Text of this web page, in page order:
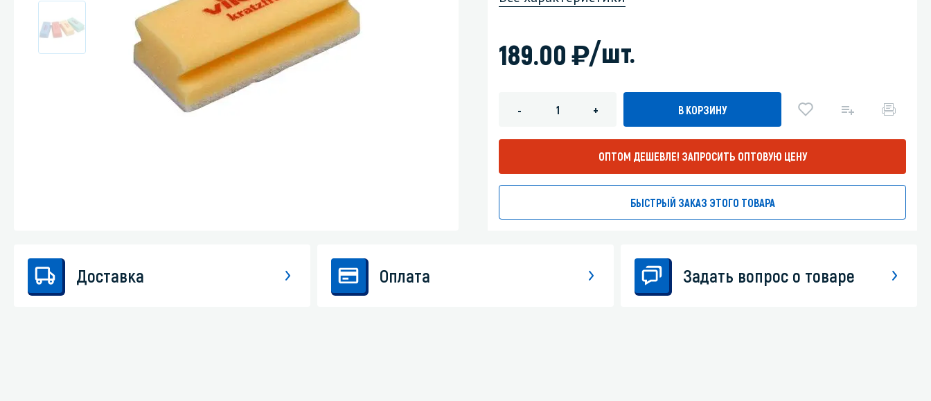
Стекла и зеркала
Автохимия Личная гигиена
189.00)/шт.
- + В КОРЗИНУ
ОПТОМ ДЕШЕВЛЕ! ЗАПРОСИТЬ ОПТОВУЮ ЦЕНУ
БЫСТРЫЙ ЗАКАЗ ЭТОГО ТОВАРА
Доставка Оплата Задать вопрос о товаре